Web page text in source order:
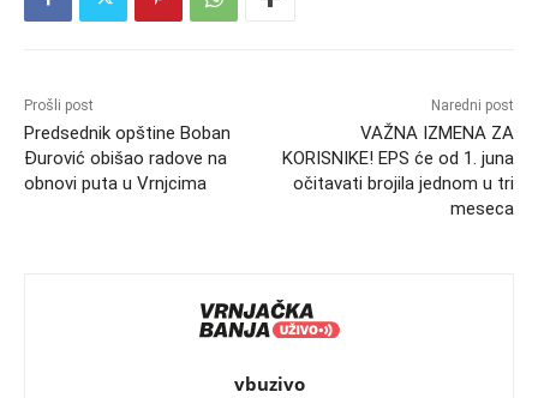
Prošli post
Predsednik opštine Boban
Đurović obišao radove na
obnovi puta u Vrnjcima
Naredni post
VAŽNA IZMENA ZA
KORISNIKE! EPS će od 1. juna
očitavati brojila jednom u tri
meseca
vbuzivo